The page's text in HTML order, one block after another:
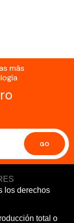
más
GO
los derechos
total o